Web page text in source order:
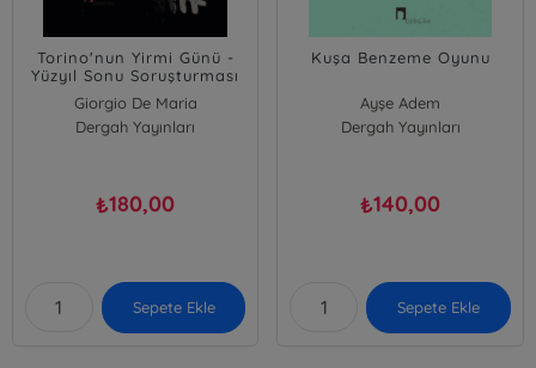
Torino'nun Yirmi Günü -
Yüzyıl Sonu Soruşturması
Giorgio De Maria
Dergah Yayınları
₺180,00
Sepete Ekle
Kuşa Benzeme Oyunu
Ayşe Adem
Dergah Yayınları
₺140,00
Sepete Ekle